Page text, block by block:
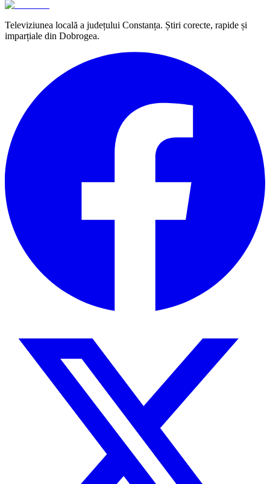
Televiziunea locală a județului Constanța. Știri corecte, rapide și
imparțiale din Dobrogea.